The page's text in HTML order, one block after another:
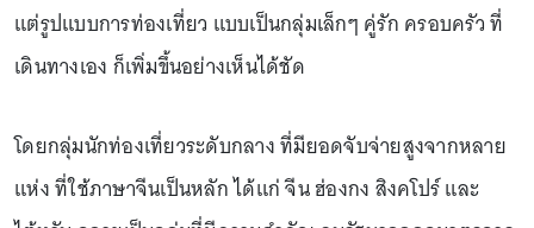
แต่รูปแบบการท่องเที่ยว แบบเป็นกลุ่มเล็กๆ คู่รัก ครอบครัว ที่
เดินทางเอง ก็เพิ่มขึ้นอย่างเห็นได้ชัด
โดยกลุ่มนักท่องเที่ยวระดับกลาง ที่มียอดจับจ่ายสูงจากหลาย
แห่ง ที่ใช้ภาษาจีนเป็นหลัก ได้แก่ จีน ฮ่องกง สิงคโปร์ และ